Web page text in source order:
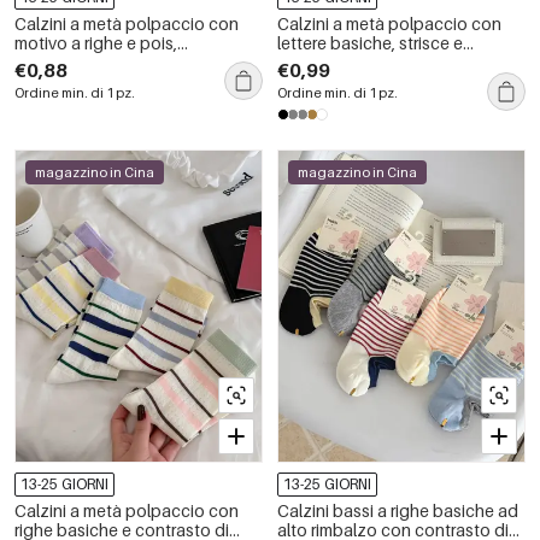
Calzini a metà polpaccio con
motivo a righe e pois,
elasticizzati e con illustrazioni a
cartoni animati.
€0,88
Ordine min. di 1 pz.
Calzini a metà polpaccio con
lettere basiche, strisce e
contrasto di colori animalier.
€0,99
Ordine min. di 1 pz.
magazzino in Cina
13-25 GIORNI
Calzini a metà polpaccio con
righe basiche e contrasto di
magazzino in Cina
13-25 GIORNI
Calzini bassi a righe basiche ad
alto rimbalzo con contrasto di